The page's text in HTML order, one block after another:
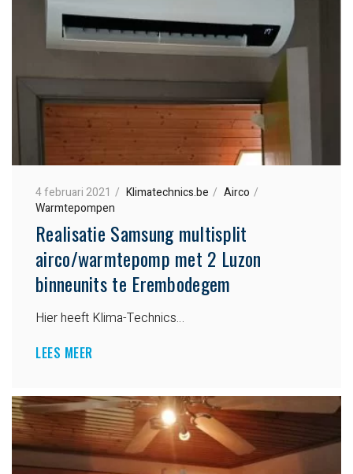
4 februari 2021 Klimatechnics.be
Airco
Warmtepompen
Realisatie Samsung multisplit
airco/warmtepomp met 2 Luzon
binneunits te Erembodegem
Hier heeft Klima-Technics…
LEES MEER